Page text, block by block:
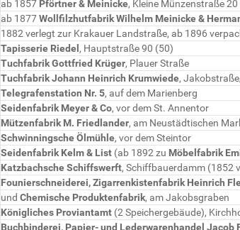
ab 1857 Pförtner & Meinicke, Kleine Münzenstraße 20
ab 1877Wollfilzhutfabrik Wilhelm Meinicke &
1882 verlegt zur Krakauer Landstraße, ab 1896
Tapisserie Riedel , Hauptstraße 90 (50)
Tuchfabrik Gottfried Krüger, Plauer Straße
Tuchfabrik Johann Heinrich Krumwiede,
Telegrafenstation Nr. 5, auf dem Marienberg
Seidenfabrik Meyer & Co, vor dem St. Annentor
Mützenfabrik M. Friedlander, am Neustädtischen
Schwinningsche Ölmühle, vor dem Steintor
Seidenfabrik Kelm & List (ab 1892 zu Möbelfabrik
Katzbachsche Schiffswerft, Schiffbauerdamm (1852
Founierschneiderei, Zigarrenkistenfabrik Heinrich
und Chemische Produktenfabrik, am Jakobsgraben
Königliches Proviantamt (2 Speichergebäude),
Buchbinderei, Papier- und Lederwarenhandel Jacob